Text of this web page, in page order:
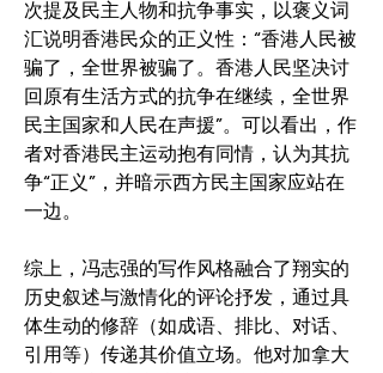
次提及民主人物和抗争事实，以褒义词
汇说明香港民众的正义性：“香港人民被
骗了，全世界被骗了。香港人民坚决讨
回原有生活方式的抗争在继续，全世界
民主国家和人民在声援”。可以看出，作
者对香港民主运动抱有同情，认为其抗
争“正义”，并暗示西方民主国家应站在
一边。
综上，冯志强的写作风格融合了翔实的
历史叙述与激情化的评论抒发，通过具
体生动的修辞（如成语、排比、对话、
引用等）传递其价值立场。他对加拿大